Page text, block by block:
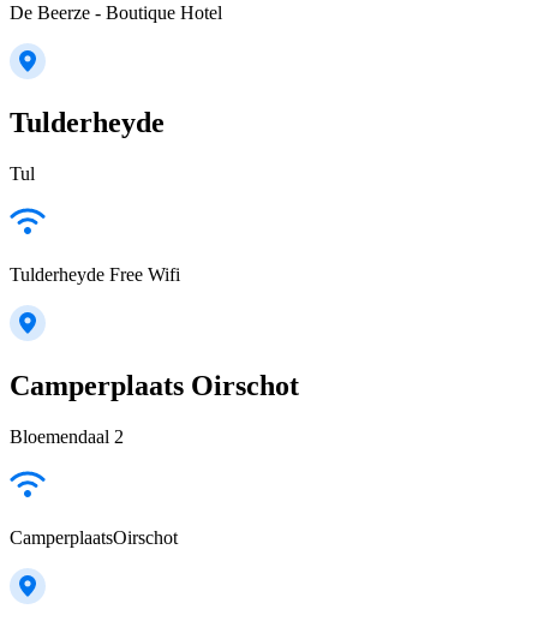
De Beerze - Boutique Hotel
Tulderheyde
Tul
Tulderheyde Free Wifi
Camperplaats Oirschot
Bloemendaal 2
CamperplaatsOirschot